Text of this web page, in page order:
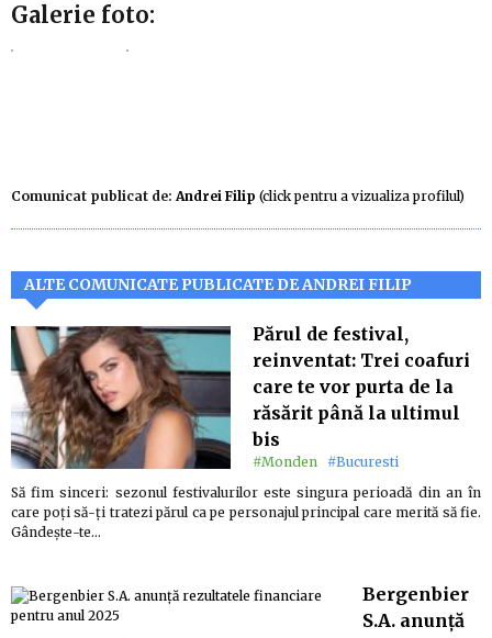
Galerie foto:
Comunicat publicat de: Andrei Filip (click pentru a vizualiza profilul)
ALTE COMUNICATE PUBLICATE DE ANDREI FILIP
Părul de festival,
reinventat: Trei coafuri
care te vor purta de la
răsărit până la ultimul
bis
#Monden #Bucuresti
Să fim sinceri: sezonul festivalurilor este singura perioadă din an în
care poți să-ți tratezi părul ca pe personajul principal care merită să fie.
Gândește-te…
Bergenbier
S.A. anunță